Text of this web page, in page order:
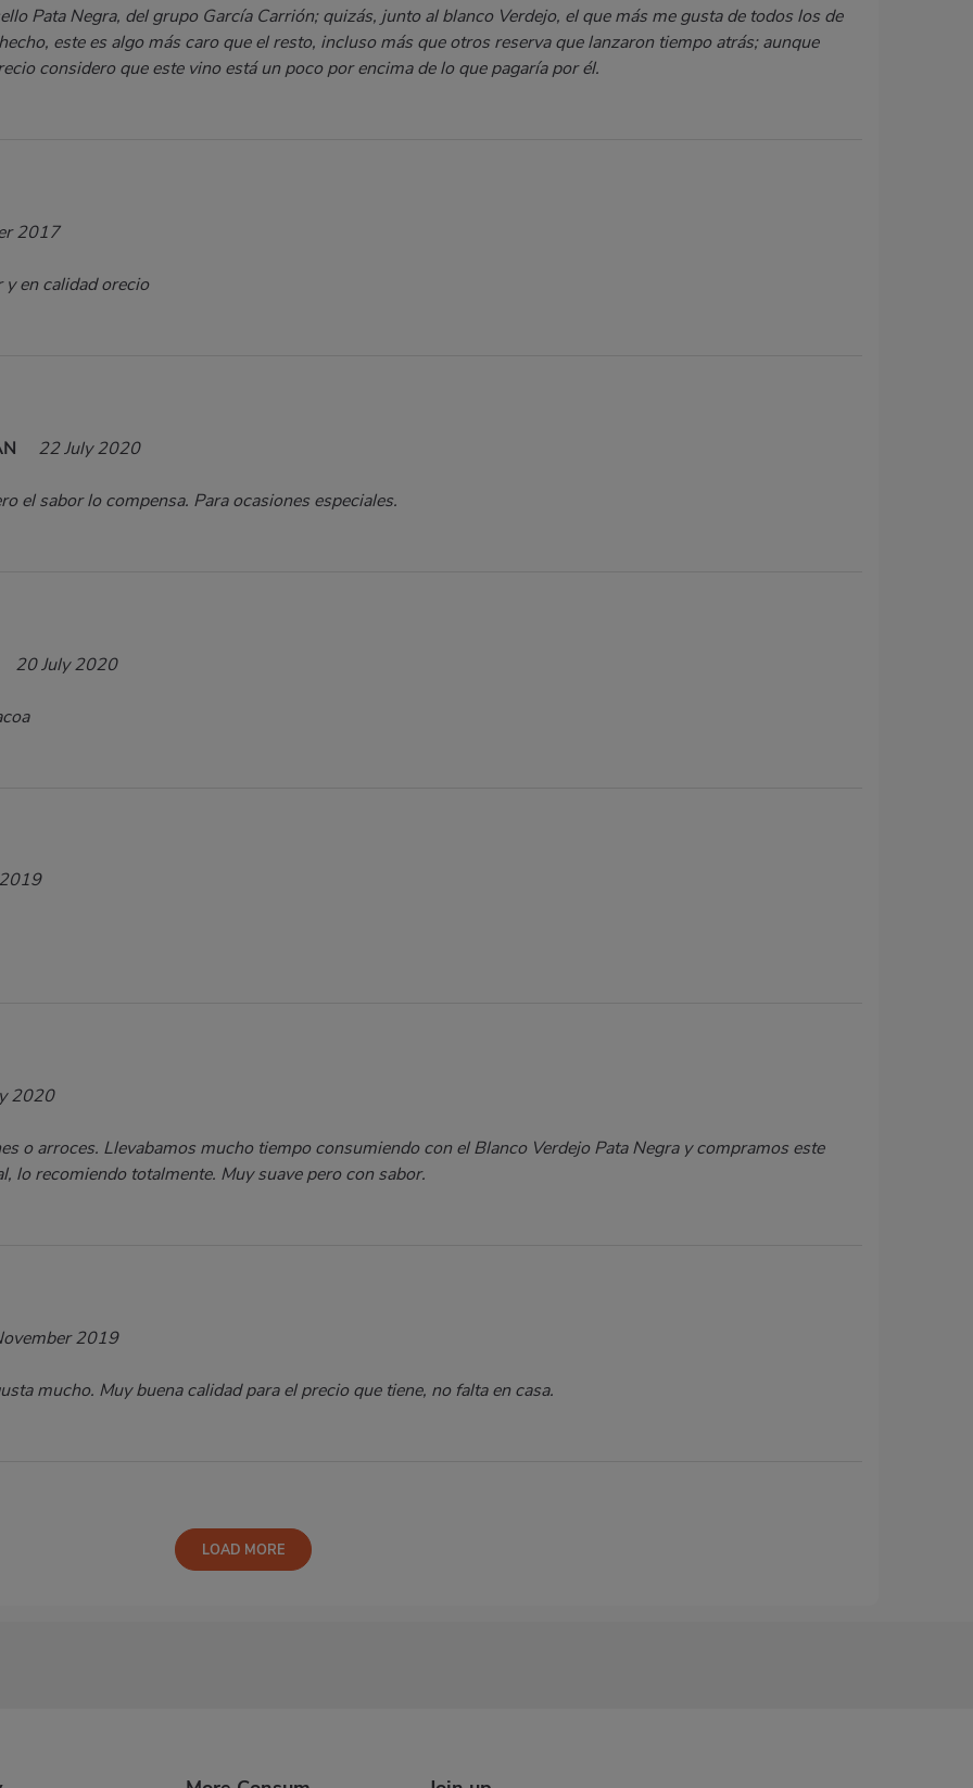
Pata Negra, del grupo García Carrión; quizás, junto al blanco Verdejo, el que más me gusta de todos los de
este es algo más caro que el resto, incluso más que otros reserva que lanzaron tiempo atrás; aunque
considero que este vino está un poco por encima de lo que pagaría por él.
2017
y en calidad orecio
22 July 2020
el sabor lo compensa. Para ocasiones especiales.
20 July 2020
2020
o arroces. Llevabamos mucho tiempo consumiendo con el Blanco Verdejo Pata Negra y compramos este
lo recomiendo totalmente. Muy suave pero con sabor.
2019
mucho. Muy buena calidad para el precio que tiene, no falta en casa.
LOAD MORE